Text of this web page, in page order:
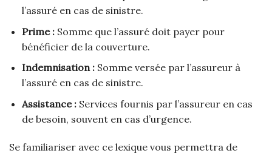
l’assuré en cas de sinistre.
Prime :Somme que l’assuré doit payer pour
bénéficier de la couverture.
Indemnisation :Somme versée par l’assureur à
l’assuré en cas de sinistre.
Assistance :Services fournis par l’assureur en cas
de besoin, souvent en cas d’urgence.
Se familiariser avec ce lexique vous permettra de